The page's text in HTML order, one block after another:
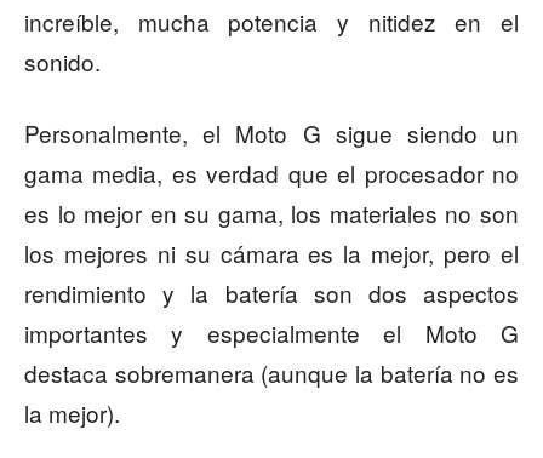
increíble, mucha potencia y nitidez en el
sonido.
Personalmente, el Moto G sigue siendo un
gama media, es verdad que el procesador no
es lo mejor en su gama, los materiales no son
los mejores ni su cámara es la mejor, pero el
rendimiento y la batería son dos aspectos
importantes y especialmente el Moto G
destaca sobremanera (aunque la batería no es
la mejor).